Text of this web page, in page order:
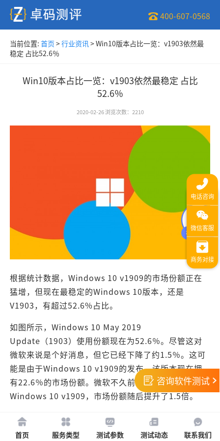
400-607-0568
当前位置: 首页 >行业资讯>Win10版本占比一览：v1903依然最
稳定 占比52.6％
Win10版本占比一览：v1903依然最稳定 占比
52.6％
2020-02-26 浏览次数： 2210
根据统计数据，Windows 10 v1909的市场份额正在
猛增，但现在最稳定的Windows 10版本，还是
V1903，有超过52.6%占比。
如图所示，Windows 10 May 2019
Update（1903）使用份额现在为52.6％。尽管这对
微软来说是个好消息，但它已经下降了约1.5％。这可
能是由于Windows 10 v1909的发布，该版本现在拥
有22.6％的市场份额。微软不久前向所有人推出了
Windows 10 v1909，市场份额随后提升了1.5倍。
咨询软件测试
首页 服务类型 测试参数 测试动态 联系我们